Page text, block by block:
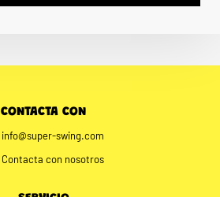
CONTACTA CON
info@super-swing.com
Contacta con nosotros